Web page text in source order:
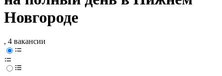
Новгороде
, 4 вакансии